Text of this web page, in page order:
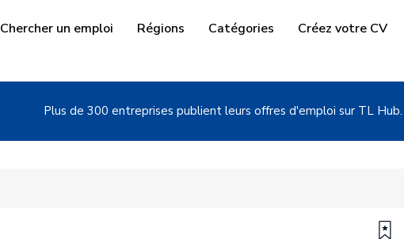
Chercher un emploi Régions Catégories Créez votre CV
Plus de 300 entreprises publient leurs offres d'emploi sur TL